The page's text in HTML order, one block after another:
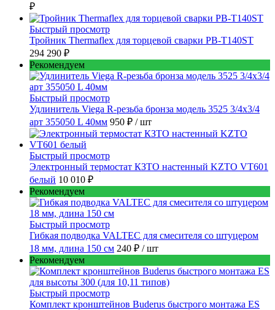
₽
Быстрый просмотр
Тройник Thermaflex для торцевой сварки PB-T140ST
294 290 ₽
Рекомендуем
Быстрый просмотр
Удлинитель Viega R-резьба бронза модель 3525 3/4x3/4
арт 355050 L 40мм 950 ₽ / шт
Быстрый просмотр
Электронный термостат КЗТО настенный KZTO VT601
белый 10 010 ₽
Рекомендуем
Быстрый просмотр
Гибкая подводка VALTEC для смесителя со штуцером
18 мм, длина 150 см 240 ₽ / шт
Рекомендуем
Быстрый просмотр
Комплект кронштейнов Buderus быстрого монтажа ES